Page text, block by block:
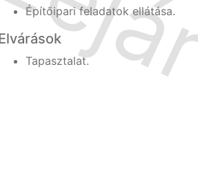
Építőipari feladatok ellátása.
Tapasztalat.